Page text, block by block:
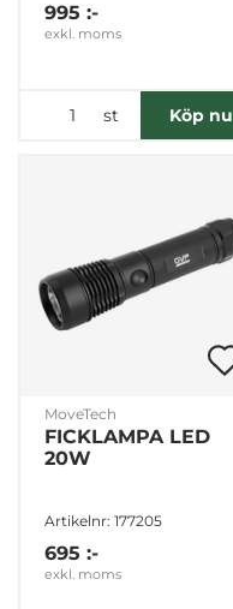
995 :-
exkl. moms
st Köp nu
MoveTech
FICKLAMPA LED
20W
Artikelnr: 177205
695 :-
exkl. moms